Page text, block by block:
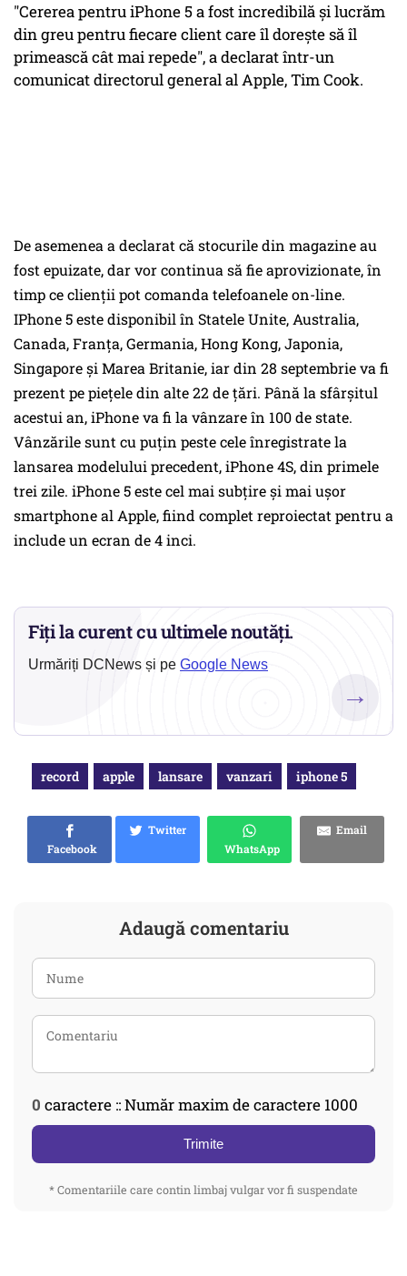
"Cererea pentru iPhone 5 a fost incredibilă şi lucrăm
din greu pentru fiecare client care îl doreşte să îl
primească cât mai repede", a declarat într-un
comunicat directorul general al Apple, Tim Cook.
De asemenea a declarat că stocurile din magazine au
fost epuizate, dar vor continua să fie aprovizionate, în
timp ce clienții pot comanda telefoanele on-line.
IPhone 5 este disponibil în Statele Unite, Australia,
Canada, Franţa, Germania, Hong Kong, Japonia,
Singapore şi Marea Britanie, iar din 28 septembrie va fi
prezent pe pieţele din alte 22 de ţări. Până la sfârşitul
acestui an, iPhone va fi la vânzare în 100 de state.
Vânzările sunt cu puțin peste cele înregistrate la
lansarea modelului precedent, iPhone 4S, din primele
trei zile. iPhone 5 este cel mai subţire şi mai uşor
smartphone al Apple, fiind complet reproiectat pentru a
include un ecran de 4 inci.
Fiți la curent cu ultimele noutăți.
Urmăriți DCNews și pe Google News
→
record apple lansare vanzari iphone 5
Facebook
Twitter
WhatsApp
Email
Adaugă comentariu
0 caractere :: Număr maxim de caractere 1000
Trimite
* Comentariile care contin limbaj vulgar vor fi suspendate